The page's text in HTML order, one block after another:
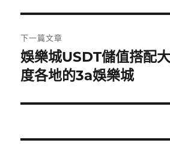
覽
文
章:
下一篇文章
下
一
文
娛樂城USDT儲值搭配
度各地的3a娛樂城